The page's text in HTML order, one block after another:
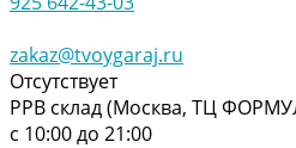
zakaz@tvoygaraj.ru
Отсутствует
РРВ склад (Москва, ТЦ
с 10:00 до 21:00